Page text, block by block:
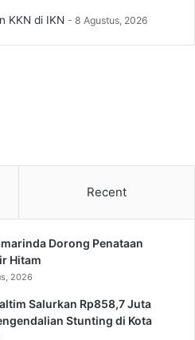
KKN di IKN 8 Agustus, 2026
Recent
Dorong Penataan
Hitam
2026
Salurkan Rp858,7 Juta
Stunting di Kota